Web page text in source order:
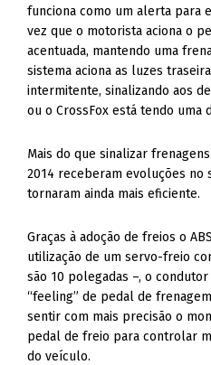
funciona como um alerta para
vez que o motorista aciona o
acentuada, mantendo uma
sistema aciona as luzes
intermitente, sinalizando aos
ou o CrossFox está tendo uma
Mais do que sinalizar
2014 receberam evoluções no
tornaram ainda mais eficiente.
Graças à adoção de freios o
utilização de um servo-freio
são 10 polegadas –, o
“feeling” de pedal de
sentir com mais precisão o
pedal de freio para controlar
do veículo.